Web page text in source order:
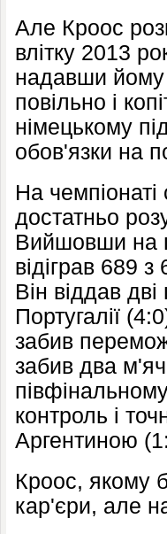
Але Кроос
влітку 2013
надавши йому
повільно і
німецькому
обов'язки на
На чемпіонаті
достатньо
Вийшовши на
відіграв 689
Він віддав
Португалії
забив
забив два
контроль і
Аргентиною
Кроос, якому
кар'єри, але